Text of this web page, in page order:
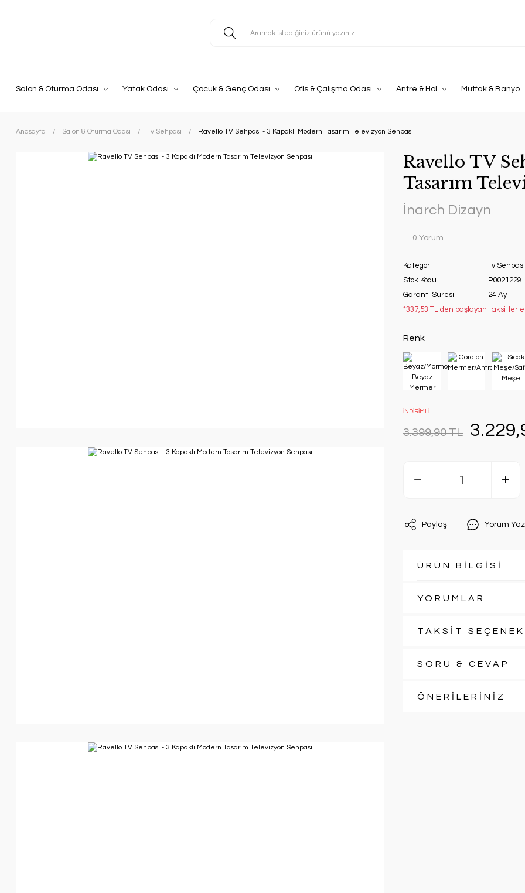
Salon & Oturma Odası Yatak Odası Çocuk & Genç Odası Ofis & Çalışma Odası Antre & Hol Mutfak & Banyo
Anasayfa Salon & Oturma Odası Tv Sehpası Ravello TV Sehpası - 3 Kapaklı Modern Tasarım Televizyon Sehpası
Ravello TV
Tasarım
İnarch Dizayn
0 Yorum
Kategori
Tv Sehpası
Stok Kodu
P0021229
Garanti Süresi
24 Ay
*337,53 TL den başlayan
Renk
İNDİRİMLİ
3.399,90 TL
Paylaş Yorum Yaz
ÜRÜN BİLGİSİ
YORUMLAR
TAKSİT
SORU & CEVAP
ÖNERİLERİNİZ